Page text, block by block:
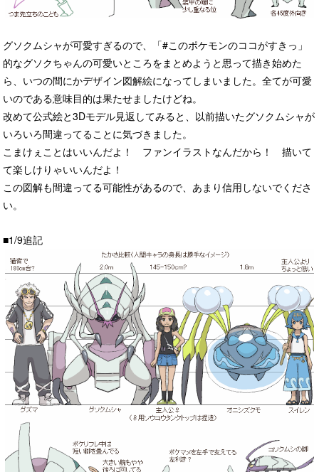
グソクムシャが可愛すぎるので、「#このポケモンのココがすきっ」
的なグソクちゃんの可愛いところをまとめようと思って描き始めた
ら、いつの間にかデザイン図解絵になってしまいました。全てが可愛
いのである意味目的は果たせましたけどね。
改めて公式絵と3Dモデル見返してみると、以前描いたグソクムシャが
いろいろ間違ってることに気づきました。
こまけぇことはいいんだよ！ ファンイラストなんだから！ 描いて
て楽しけりゃいいんだよ！
この図解も間違ってる可能性があるので、あまり信用しないでくださ
い。
■1/9追記